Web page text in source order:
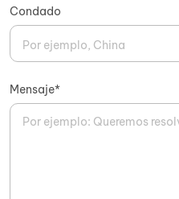
Condado
Mensaje*